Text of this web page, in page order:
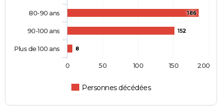
186
152
8
Personnes décédées
80-90 ans
90-100 ans
Plus de 100 ans
0 50 100 150 200